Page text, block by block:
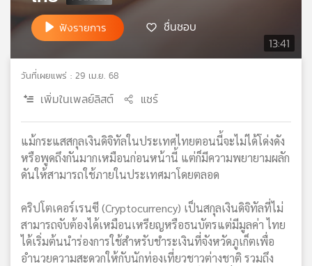
เครือ
ข่าย
13:41
ฟังรายการ ชื่นชอบ
วันที่เผยแพร่ : 29 เม.ย. 68
เพิ่มในเพลย์ลิสต์ แชร์
แม้กระแสสกุลเงินดิจิทัลในประเทศไทยตอนนี้จะไม่ได้โด่งดัง
หรือพูดถึงกันมากเหมือนก่อนหน้านี้ แต่ก็มีความพยายามผลัก
ดันให้สามารถใช้ภายในประเทศมาโดยตลอด
คริปโตเคอร์เรนซี (Cryptocurrency) เป็นสกุลเงินดิจิทัลที่ไม่
สามารถจับต้องได้เหมือนเหรียญหรือธนบัตรแต่มีมูลค่า ไทย
ได้เริ่มต้นนำร่องการใช้สำหรับชำระเงินที่จังหวัดภูเก็ตเพื่อ
อำนวยความสะดวกให้กับนักท่องเที่ยวชาวต่างชาติ รวมถึง